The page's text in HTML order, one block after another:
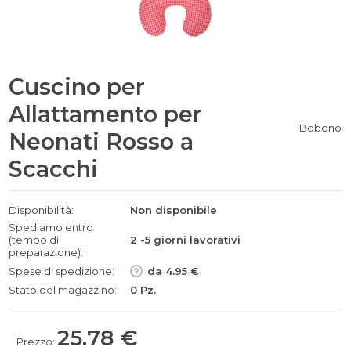
Cuscino per
Allattamento per
Neonati Rosso a
Scacchi
Bobono
Disponibilità:
Non disponibile
Spediamo entro
(tempo di
preparazione):
2 -5 giorni lavorativi
Spese di spedizione:
da 4.95 €
Stato del magazzino:
0 Pz.
Prezzo: 25.78 €